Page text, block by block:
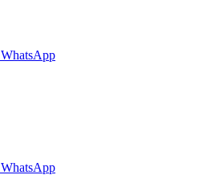
WhatsApp
WhatsApp